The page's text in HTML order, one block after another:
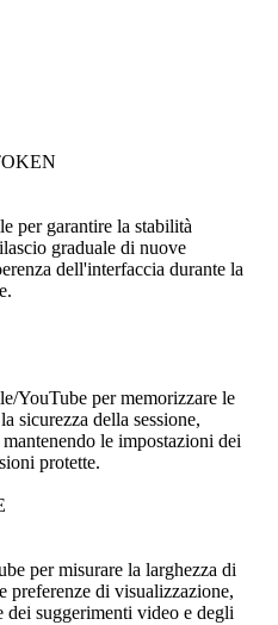
per garantire la stabilità
graduale di nuove
dell'interfaccia durante la
YouTube per memorizzare le
sicurezza della sessione,
le impostazioni dei
protette.
per misurare la larghezza di
preferenze di visualizzazione,
dei suggerimenti video e degli